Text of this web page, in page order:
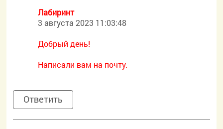
Лабиринт
3 августа 2023 11:03:48
Добрый день!
Написали вам на почту.
Ответить